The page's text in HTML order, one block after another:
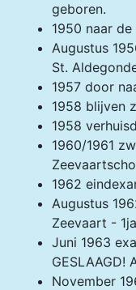
geboren.
1950 naar
Augustus
St.
1957 door
1958 blijven
1958
1960/1961
1962
Augustus
Zeevaart -
Juni 1963
GESLAAGD!
November